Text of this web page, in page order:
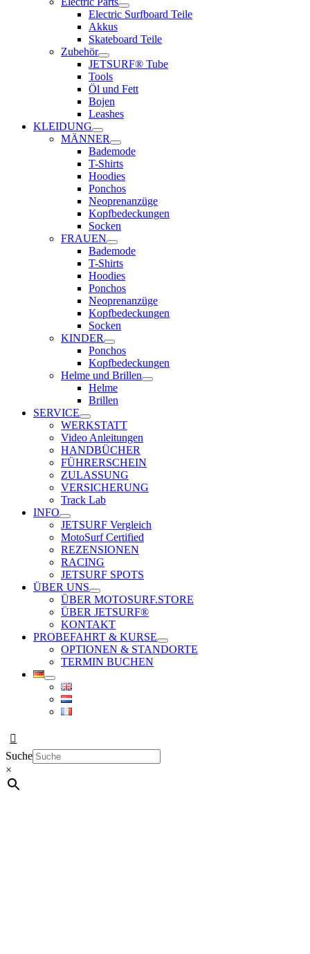
Electric Surfboard Teile
Akkus
Skateboard Teile
Zubehör
JETSURF® Tube
Tools
Öl und Fett
Bojen
Leashes
KLEIDUNG
MÄNNER
Bademode
T-Shirts
Hoodies
Ponchos
Neoprenanzüge
Kopfbedeckungen
Socken
FRAUEN
Bademode
T-Shirts
Hoodies
Ponchos
Neoprenanzüge
Kopfbedeckungen
Socken
KINDER
Ponchos
Kopfbedeckungen
Helme und Brillen
Helme
Brillen
SERVICE
WERKSTATT
Video Anleitungen
HANDBÜCHER
FÜHRERSCHEIN
ZULASSUNG
VERSICHERUNG
Track Lab
INFO
JETSURF Vergleich
MotoSurf Certified
REZENSIONEN
RACING
JETSURF SPOTS
ÜBER UNS
ÜBER MOTOSURF.STORE
ÜBER JETSURF®
KONTAKT
PROBEFAHRT & KURSE
OPTIONEN & STANDORTE
TERMIN BUCHEN
Suche
×